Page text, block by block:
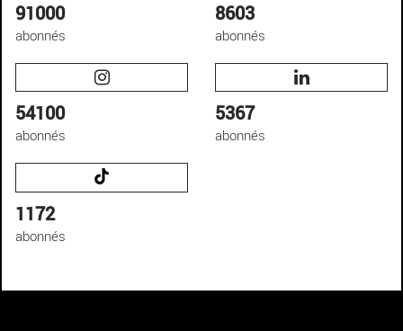
91000
abonnés
8603
abonnés
54100
abonnés
5367
abonnés
1172
abonnés